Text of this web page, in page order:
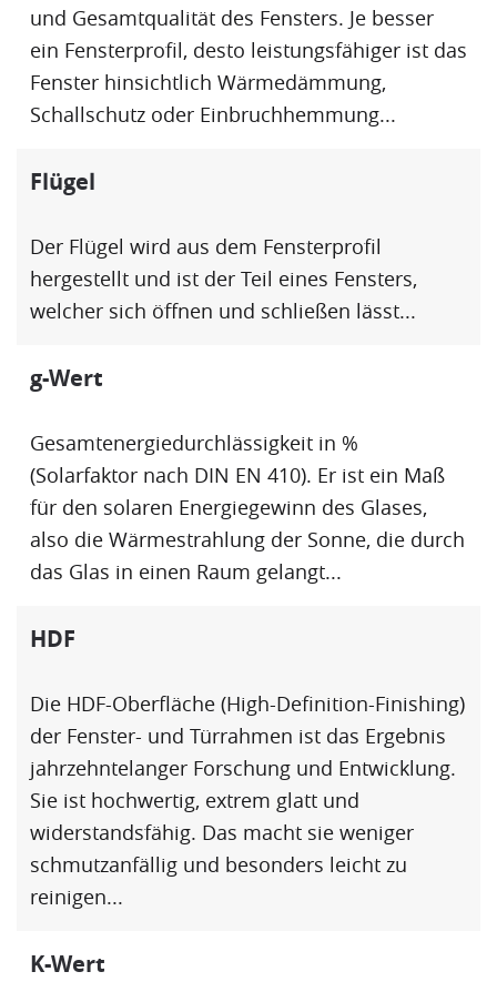
und Gesamtqualität des Fensters. Je besser
ein Fensterprofil, desto leistungsfähiger ist das
Fenster hinsichtlich Wärmedämmung,
Schallschutz oder Einbruchhemmung...
Flügel
Der Flügel wird aus dem Fensterprofil
hergestellt und ist der Teil eines Fensters,
welcher sich öffnen und schließen lässt...
g-Wert
Gesamtenergiedurchlässigkeit in %
(Solarfaktor nach DIN EN 410). Er ist ein Maß
für den solaren Energiegewinn des Glases,
also die Wärmestrahlung der Sonne, die durch
das Glas in einen Raum gelangt...
HDF
Die HDF-Oberfläche (High-Definition-Finishing)
der Fenster- und Türrahmen ist das Ergebnis
jahrzehntelanger Forschung und Entwicklung.
Sie ist hochwertig, extrem glatt und
widerstandsfähig. Das macht sie weniger
schmutzanfällig und besonders leicht zu
reinigen...
K-Wert